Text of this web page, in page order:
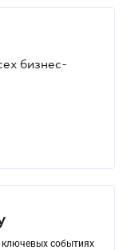
бизнес-
ключевых событиях